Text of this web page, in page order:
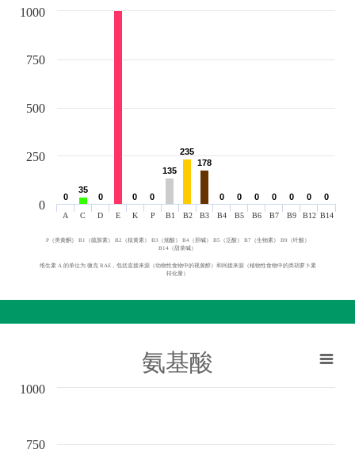
0
0
35
35
0
0 0
0 0
0
135
135
235
235
178
178
0
0 0
0 0
0 0
0 0
0 0
0 0
0
A C D E K P B1 B2 B3 B4 B5 B6 B7 B9 B12 B14
0
250
500
750
1000
P（类黄酮） B1（硫胺素） B2（核黄素） B3（烟酸） B4（胆碱） B5（泛酸） B7（生物素） B9（叶酸）
B14（甜菜碱）
维生素 A 的单位为 微克 RAE，包括直接来源（动物性食物中的视黄醇）和间接来源（植物性食物中的类胡萝卜素
转化量）
氨基酸
750
1000